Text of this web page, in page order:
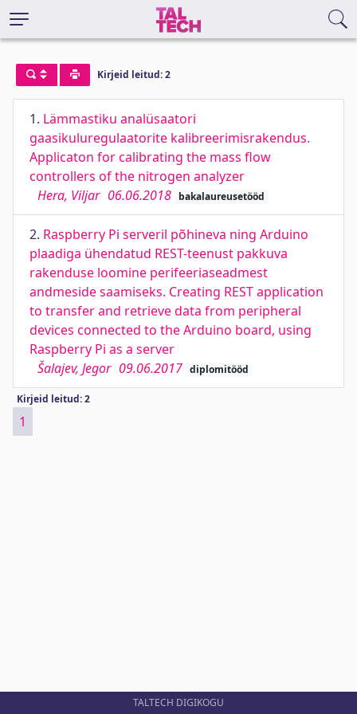
Kirjeid leitud: 2
1. Lämmastiku analüsaatori
gaasikuluregulaatorite kalibreerimisrakendus.
Applicaton for calibrating the mass flow
controllers of the nitrogen analyzer
Hera, Viljar 06.06.2018 bakalaureusetööd
2. Raspberry Pi serveril põhineva ning Arduino
plaadiga ühendatud REST-teenust pakkuva
rakenduse loomine perifeeriaseadmest
andmeside saamiseks. Creating REST application
to transfer and retrieve data from peripheral
devices connected to the Arduino board, using
Raspberry Pi as a server
Šalajev, Jegor 09.06.2017 diplomitööd
Kirjeid leitud: 2
1
TALTECH DIGIKOGU